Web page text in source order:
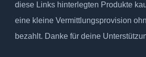
diese Links hinterlegten Produkte
eine kleine Vermittlungsprovision
bezahlt. Danke für deine